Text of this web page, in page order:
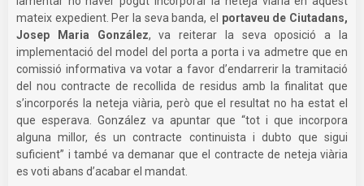
mateix expedient. Per la seva banda, el portaveu de Ciutadans,
Josep Maria González, va reiterar la seva oposició a la
implementació del model del porta a porta i va admetre que en
comissió informativa va votar a favor d’endarrerir la tramitació
del nou contracte de recollida de residus amb la finalitat que
s’incorporés la neteja viària, però que el resultat no ha estat el
que esperava. González va apuntar que “tot i que incorpora
alguna millor, és un contracte continuista i dubto que sigui
suficient” i també va demanar que el contracte de neteja viària
es voti abans d’acabar el mandat.